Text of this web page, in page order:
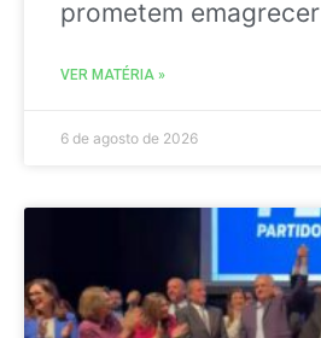
prometem emagrecer
VER MATÉRIA »
6 de agosto de 2026